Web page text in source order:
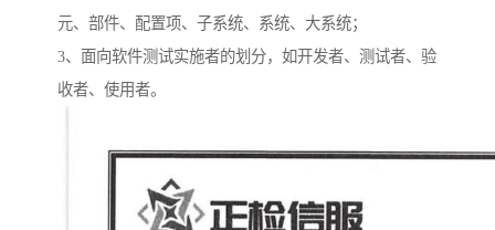
元、部件、配置项、子系统、系统、大系统；
3、面向软件测试实施者的划分，如开发者、测试者、验
收者、使用者。